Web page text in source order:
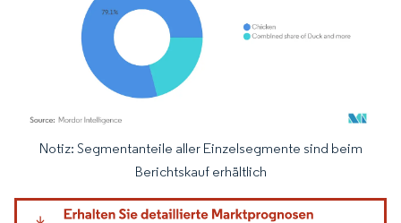
Bild © Mordor Intelligence. Wiederverwendung erfordert Namensnennung
Notiz: Segmentanteile aller Einzelsegmente sind beim
Berichtskauf erhältlich